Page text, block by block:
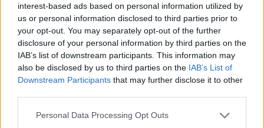
interest-based ads based on personal information utilized by
us or personal information disclosed to third parties prior to
your opt-out. You may separately opt-out of the further
disclosure of your personal information by third parties on the
IAB’s list of downstream participants. This information may
also be disclosed by us to third parties on the IAB’s List of
Downstream Participants that may further disclose it to other
Personal Data Processing Opt Outs
SOUVISEJÍCÍ ČLÁNKY
VÍCE OD AUTORA
Většina koupališť na Příbramsku nabízí